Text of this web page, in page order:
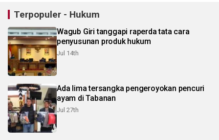
Terpopuler - Hukum
Wagub Giri tanggapi raperda tata cara
penyusunan produk hukum
Jul 14th
Ada lima tersangka pengeroyokan pencuri
ayam di Tabanan
Jul 27th